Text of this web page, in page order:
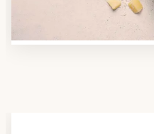
Essen auf Rädern-Kosten.